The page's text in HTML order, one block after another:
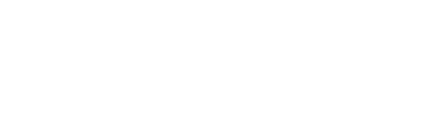
دردسر بودن تبدیل به یکی از پر استفاده ترین روشهای خرید شده اما با توجه به ماهیت محصول همیشه
کار های اینترنتی و بررسی صفحه کسب و کار فروشگاه مد نظر با کلیک بر روی نماد اعتماد الکترونیکی.
، هزینه حمل و نقل پستی یک محصول سایز بزرگ مانند دوچرخه با توجه به سایز دوچرخه گاها میتواند رقمی بین ششصد